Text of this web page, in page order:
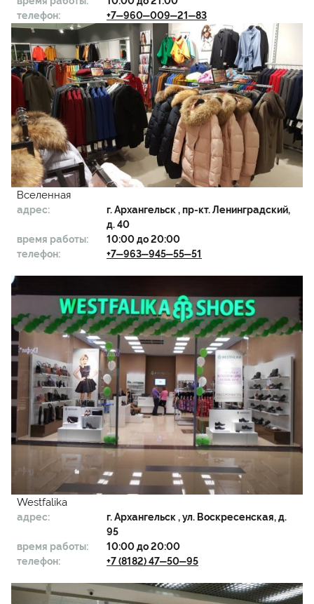
телефон:
+7‒960‒009‒21‒83
Вселенная
адрес: г.Архангельск, пр-кт. Ленинградский,
д. 40
время работы:
10:00 до 20:00
телефон:
+7‒963‒945‒55‒51
Westfalika
адрес: г.Архангельск, ул. Воскресенская, д.
95
время работы:
10:00 до 20:00
телефон:
+7 (8182) 47‒50‒95